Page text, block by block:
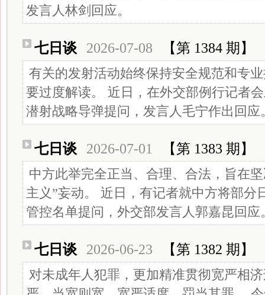
发言人林剑回应。
七日谈 2026-07-08 【第 1384 期】
有关的发射活动始终保持安全规范和专
要过度解读。 近日，在外交部例行记者
潜射战略导弹提问，发言人毛宁作出回应
七日谈 2026-07-01 【第 1383 期】
中方此举完全正当、合理、合法，旨在
主义”妄动。 近日，有记者就中方将部分
管控名单提问，外交部发言人郭嘉昆回应
七日谈 2026-06-23 【第 1382 期】
对未成年人犯罪，更加精准贯彻宽严相